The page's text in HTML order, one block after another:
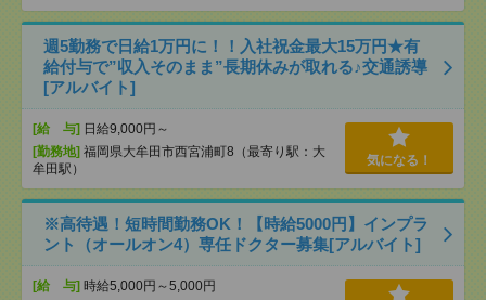
週5勤務で日給1万円に！！入社祝金最大15万円★有
給付与で”収入そのまま”長期休みが取れる♪交通誘導
[アルバイト]
[給 与] 日給9,000円～
[勤務地] 福岡県大牟田市西宮浦町8（最寄り駅：大
牟田駅）
気になる！
※高待遇！短時間勤務OK！【時給5000円】インプラ
ント（オールオン4）専任ドクター募集[アルバイト]
[給 与] 時給5,000円～5,000円